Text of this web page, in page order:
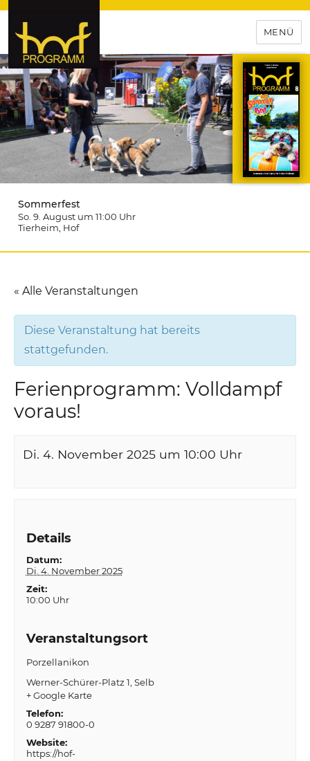
hof-programm – das
Veranstaltungsportal für
Hochfranken
MENÜ
Sommerfest
So. 9. August um 11:00 Uhr
Tierheim , Hof
« Alle Veranstaltungen
Diese Veranstaltung hat bereits
stattgefunden.
Ferienprogramm: Volldampf
voraus!
Di. 4. November 2025 um 10:00 Uhr
Details
Datum:
Di. 4. November 2025
Zeit:
10:00 Uhr
Veranstaltungsort
Porzellanikon
Werner-Schürer-Platz 1 Selb
+ Google Karte
Telefon:
0 9287 91800-0
Website:
https://hof-